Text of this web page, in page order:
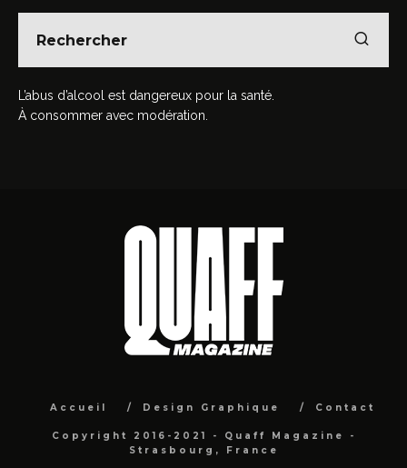
L’abus d’alcool est dangereux pour la santé.
À consommer avec modération.
Accueil Design Graphique Contact
Copyright 2016-2021 - Quaff Magazine -
Strasbourg, France